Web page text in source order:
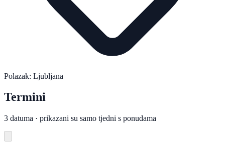
Polazak: Ljubljana
Termini
3 datuma · prikazani su samo tjedni s ponudama